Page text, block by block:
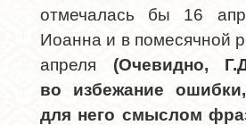
отмечалась бы 16
Иоанна и в помесячной
апреля (Очевидно,
во избежание
для него смыслом